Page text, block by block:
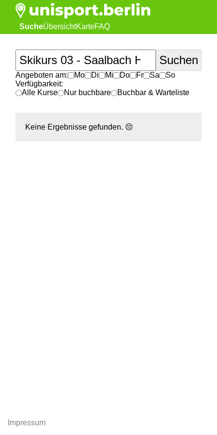
SucheÜbersichtKarteFAQ
Angeboten am: Mo Di Mi Do Fr Sa
So
Verfügbarkeit:
Alle Kurse
Nur buchbare Buchbar & Warteliste
Keine Ergebnisse gefunden. 😔
Impressum